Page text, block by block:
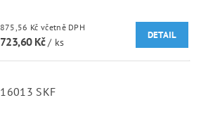
875,56 Kč včetně DPH
723,60 Kč/ ks
DETAIL
16013 SKF